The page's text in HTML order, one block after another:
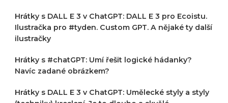
Hrátky s DALL E 3 v ChatGPT: DALL E 3 pro Ecoistu.
Ilustračka pro #tyden. Custom GPT. A nějaké ty další
ilustračky
Hrátky s #chatGPT: Umí řešit logické hádanky?
Navíc zadané obrázkem?
Hrátky s DALL E 3 v ChatGPT: Umělecké styly a styly